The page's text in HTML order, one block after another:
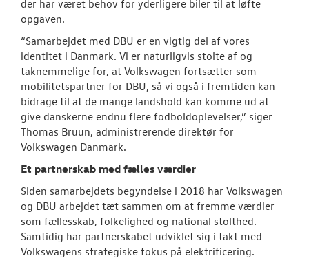
der har været behov for yderligere biler til at løfte
opgaven.
“Samarbejdet med DBU er en vigtig del af vores
identitet i Danmark. Vi er naturligvis stolte af og
taknemmelige for, at Volkswagen fortsætter som
mobilitetspartner for DBU, så vi også i fremtiden kan
bidrage til at de mange landshold kan komme ud at
give danskerne endnu flere fodboldoplevelser,” siger
Thomas Bruun, administrerende direktør for
Volkswagen Danmark.
Et partnerskab med fælles værdier
Siden samarbejdets begyndelse i 2018 har Volkswagen
og DBU arbejdet tæt sammen om at fremme værdier
som fællesskab, folkelighed og national stolthed.
Samtidig har partnerskabet udviklet sig i takt med
Volkswagens strategiske fokus på elektrificering.